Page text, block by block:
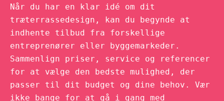
Når du har en klar idé om dit
træterrassedesign, kan du begynde at
indhente tilbud fra forskellige
entreprenører eller byggemarkeder.
Sammenlign priser, service og referencer
for at vælge den bedste mulighed, der
passer til dit budget og dine behov. Vær
ikke bange for at gå i gang med